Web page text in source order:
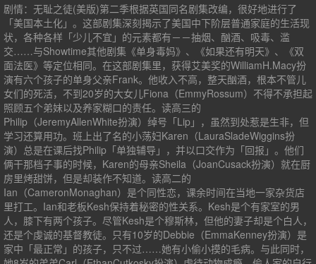
剧情： 无耻之徒(美版)第二季根据英国同名剧集改编，很好地进行了
「美国本土化」。这部剧集深刻揭示了美国中下阶层普通家庭的生活现
状，各种各样「少儿不宜」的元素都有－－抽烟、酗酒、吸毒、滥
交……与Showtime其他剧集《单身毒妈》、《如果还有明天》、《双
面法医》等定位相同。在这部剧集里，获得艾美奖的WilliamH.Macy扮
演有六个孩子的单身父亲Frank。他收入不高，整天酗酒，根本不管儿
女们的死活，不到20岁的大女儿Fiona（EmmyRossum）不得不承担起
照顾五个弟妹以及养家糊口的责任。读高三的
Philip（JeremyAllenWhite扮演）绰号「Lip」，虽然到处惹是生非，但
学习还算用功。班上出了名的小荡妇Karen（LauraSladeWiggins扮
演）总是在课后找Philip「单独辅导」，并以口交作为「回报」。他们
俩干那档子事的时候，Karen的母亲Sheila（JoanCusack扮演）就在厨
房里烤甜饼，但是却装作不知道。读高二的
Ian（CameronMonaghan）是个同性恋，课余时间在当地一家杂货店
里打工。Ian和老板Kesh保持着秘密的性关系。Kesh是个有家室的男
人，膝下有两个孩子。尽管Kesh是个穆斯林，但他的妻子却是个白人，
还是个虔诚的基督教徒。只有10岁的Debbie（EmmaKenney扮演）是
家中「最正常」的孩子，只不过……她有小偷小摸的毛病。与此同时，